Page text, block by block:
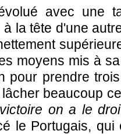
avec une
la tête d'une
moyens mis à
pour prendre
beaucoup
on a le
le Portugais, qui